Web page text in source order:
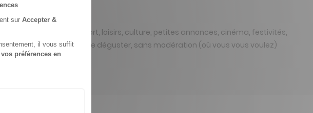
région : faits divers, sport, loisirs, culture, petites annonces, cinéma, festivités,
toute la semaine pour le déguster, sans modération (où vous vous voulez)